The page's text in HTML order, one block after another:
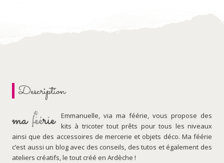
Description
Emmanuelle, via ma féérie, vous propose des
kits à tricoter tout prêts pour tous les niveaux
ainsi que des accessoires de mercerie et objets déco. Ma féérie
c’est aussi un blog avec des conseils, des tutos et également des
ateliers créatifs, le tout créé en Ardèche !